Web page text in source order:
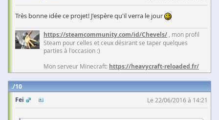
Très bonne idée ce projet! J'espère qu'il verra le jour
https://steamcommunity.com/id/Chevels/ , mon profil
Steam pour celles et ceux désirant se taper quelques
parties à l'occasion :)
Mon serveur Minecraft: https://heavycraft-reloaded.fr/
10
Fei
Le 22/06/2016 à 14:21